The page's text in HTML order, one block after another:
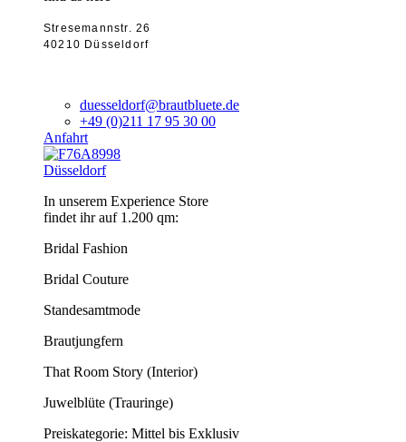
Stresemannstr. 26
40210 Düsseldorf
duesseldorf@brautbluete.de
+49 (0)211 17 95 30 00
Anfahrt
Düsseldorf
In unserem Experience Store
findet ihr auf 1.200 qm:
Bridal Fashion
Bridal Couture
Standesamtmode
Brautjungfern
That Room Story (Interior)
Juwelblüte (Trauringe)
Preiskategorie: Mittel bis Exklusiv